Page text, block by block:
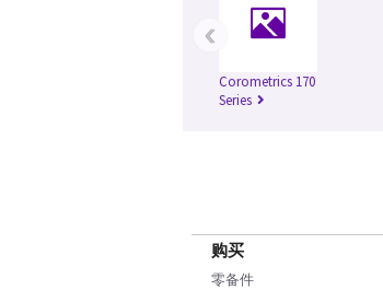
Corometrics 170
Series
‹
购买
零备件